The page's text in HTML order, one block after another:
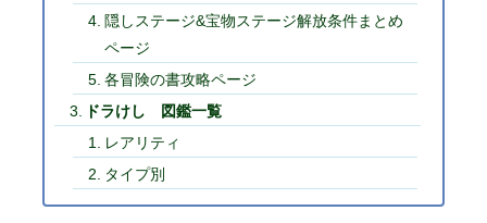
隠しステージ&宝物ステージ解放条件まとめ
ページ
各冒険の書攻略ページ
ドラけし 図鑑一覧
レアリティ
タイプ別